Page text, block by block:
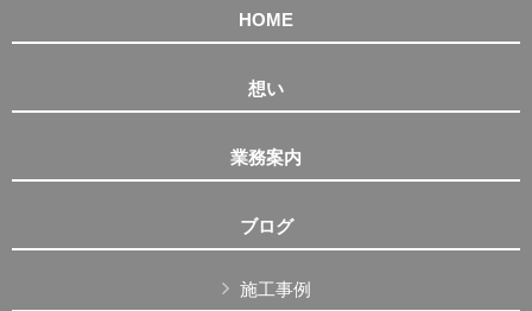
HOME
想い
業務案内
ブログ
施工事例